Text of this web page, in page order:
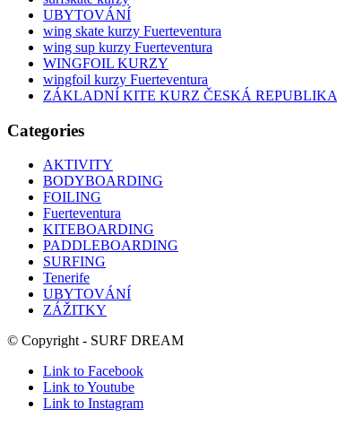
UBYTOVÁNÍ
wing skate kurzy Fuerteventura
wing sup kurzy Fuerteventura
WINGFOIL KURZY
wingfoil kurzy Fuerteventura
ZÁKLADNÍ KITE KURZ ČESKÁ REPUBLIKA
Categories
AKTIVITY
BODYBOARDING
FOILING
Fuerteventura
KITEBOARDING
PADDLEBOARDING
SURFING
Tenerife
UBYTOVÁNÍ
ZÁŽITKY
© Copyright - SURF DREAM
Link to Facebook
Link to Youtube
Link to Instagram